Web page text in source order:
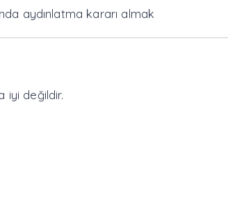
aydınlatma kararı almak
iyi değildir.